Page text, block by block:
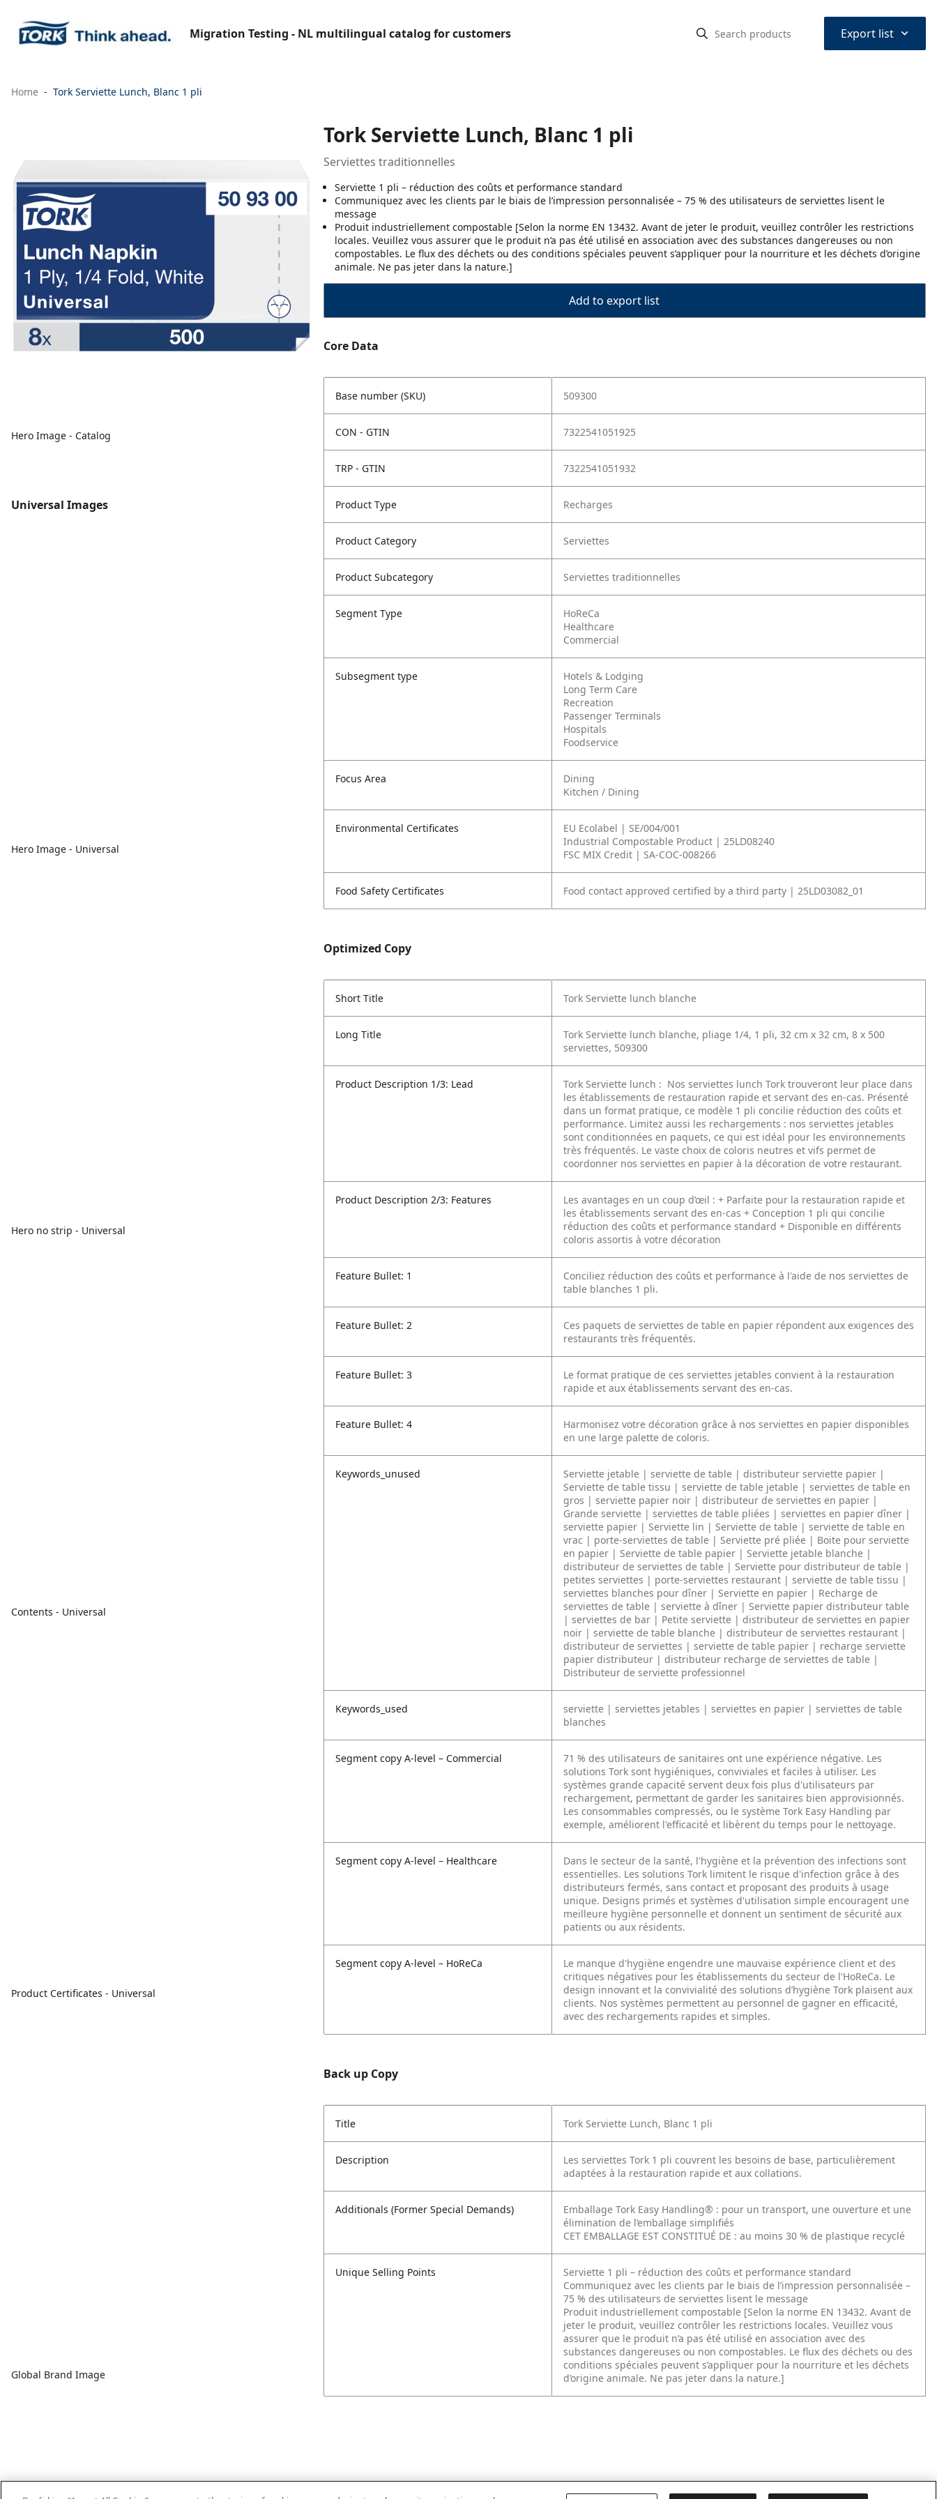
Migration Testing - NL multilingual catalog for customers Export list ⌃
Home Tork Serviette Lunch, Blanc 1 pli
Hero Image - Catalog
Universal Images
Hero Image - Universal
Hero no strip - Universal
Contents - Universal
Product Certificates - Universal
Global Brand Image
Tork Serviette Lunch, Blanc 1 pli
Serviettes traditionnelles
Serviette 1 pli – réduction des coûts et performance standard
Communiquez avec les clients par le biais de l’impression personnalisée – 75 % des utilisateurs de serviettes lisent le
message
Produit industriellement compostable [Selon la norme EN 13432. Avant de jeter le produit, veuillez contrôler les restrictions
locales. Veuillez vous assurer que le produit n’a pas été utilisé en association avec des substances dangereuses ou non
compostables. Le flux des déchets ou des conditions spéciales peuvent s’appliquer pour la nourriture et les déchets d’origine
animale. Ne pas jeter dans la nature.]
Add to export list
Core Data
Base number (SKU) 509300
CON - GTIN 7322541051925
TRP - GTIN 7322541051932
Product Type Recharges
Product Category Serviettes
Product Subcategory Serviettes traditionnelles
Segment Type
HoReCa
Healthcare
Commercial
Subsegment type
Hotels & Lodging
Long Term Care
Recreation
Passenger Terminals
Hospitals
Foodservice
Focus Area
Dining
Kitchen / Dining
Environmental Certificates
EU Ecolabel | SE/004/001
Industrial Compostable Product | 25LD08240
FSC MIX Credit | SA-COC-008266
Food Safety Certificates Food contact approved certified by a third party | 25LD03082_01
Optimized Copy
Short Title Tork Serviette lunch blanche
Long Title
Tork Serviette lunch blanche, pliage 1/4, 1 pli, 32 cm x 32 cm, 8 x 500
serviettes, 509300
Product Description 1/3: Lead Tork Serviette lunch : Nos serviettes lunch Tork trouveront leur place dans
les établissements de restauration rapide et servant des en-cas. Présenté
dans un format pratique, ce modèle 1 pli concilie réduction des coûts et
performance. Limitez aussi les rechargements : nos serviettes jetables
sont conditionnées en paquets, ce qui est idéal pour les environnements
très fréquentés. Le vaste choix de coloris neutres et vifs permet de
coordonner nos serviettes en papier à la décoration de votre restaurant.
Product Description 2/3: Features Les avantages en un coup d’œil : + Parfaite pour la restauration rapide et
les établissements servant des en-cas + Conception 1 pli qui concilie
réduction des coûts et performance standard + Disponible en différents
coloris assortis à votre décoration
Feature Bullet: 1
Conciliez réduction des coûts et performance à l'aide de nos serviettes de
table blanches 1 pli.
Feature Bullet: 2
Ces paquets de serviettes de table en papier répondent aux exigences des
restaurants très fréquentés.
Feature Bullet: 3
Le format pratique de ces serviettes jetables convient à la restauration
rapide et aux établissements servant des en-cas.
Feature Bullet: 4
Harmonisez votre décoration grâce à nos serviettes en papier disponibles
en une large palette de coloris.
Keywords_unused
Serviette jetable | serviette de table | distributeur serviette papier |
Serviette de table tissu | serviette de table jetable | serviettes de table en
gros | serviette papier noir | distributeur de serviettes en papier |
Grande serviette | serviettes de table pliées | serviettes en papier dîner |
serviette papier | Serviette lin | Serviette de table | serviette de table en
vrac | porte-serviettes de table | Serviette pré pliée | Boite pour serviette
en papier | Serviette de table papier | Serviette jetable blanche |
distributeur de serviettes de table | Serviette pour distributeur de table |
petites serviettes | porte-serviettes restaurant | serviette de table tissu |
serviettes blanches pour dîner | Serviette en papier | Recharge de
serviettes de table | serviette à dîner | Serviette papier distributeur table
| serviettes de bar | Petite serviette | distributeur de serviettes en papier
noir | serviette de table blanche | distributeur de serviettes restaurant |
distributeur de serviettes | serviette de table papier | recharge serviette
papier distributeur | distributeur recharge de serviettes de table |
Distributeur de serviette professionnel
Keywords_used
serviette | serviettes jetables | serviettes en papier | serviettes de table
blanches
Segment copy A-level – Commercial
71 % des utilisateurs de sanitaires ont une expérience négative. Les
solutions Tork sont hygiéniques, conviviales et faciles à utiliser. Les
systèmes grande capacité servent deux fois plus d'utilisateurs par
rechargement, permettant de garder les sanitaires bien approvisionnés.
Les consommables compressés, ou le système Tork Easy Handling par
exemple, améliorent l'efficacité et libèrent du temps pour le nettoyage.
Segment copy A-level – Healthcare
Dans le secteur de la santé, l'hygiène et la prévention des infections sont
essentielles. Les solutions Tork limitent le risque d'infection grâce à des
distributeurs fermés, sans contact et proposant des produits à usage
unique. Designs primés et systèmes d'utilisation simple encouragent une
meilleure hygiène personnelle et donnent un sentiment de sécurité aux
patients ou aux résidents.
Segment copy A-level – HoReCa
Le manque d'hygiène engendre une mauvaise expérience client et des
critiques négatives pour les établissements du secteur de l'HoReCa. Le
design innovant et la convivialité des solutions d’hygiène Tork plaisent aux
clients. Nos systèmes permettent au personnel de gagner en efficacité,
avec des rechargements rapides et simples.
Back up Copy
Title Tork Serviette Lunch, Blanc 1 pli
Description
Les serviettes Tork 1 pli couvrent les besoins de base, particulièrement
adaptées à la restauration rapide et aux collations.
Additionals (Former Special Demands)
Emballage Tork Easy Handling® : pour un transport, une ouverture et une
élimination de l’emballage simplifiés
CET EMBALLAGE EST CONSTITUÉ DE : au moins 30 % de plastique recyclé
Unique Selling Points
Serviette 1 pli – réduction des coûts et performance standard
Communiquez avec les clients par le biais de l’impression personnalisée –
75 % des utilisateurs de serviettes lisent le message
Produit industriellement compostable [Selon la norme EN 13432. Avant de
jeter le produit, veuillez contrôler les restrictions locales. Veuillez vous
assurer que le produit n’a pas été utilisé en association avec des
substances dangereuses ou non compostables. Le flux des déchets ou des
conditions spéciales peuvent s’appliquer pour la nourriture et les déchets
d’origine animale. Ne pas jeter dans la nature.]